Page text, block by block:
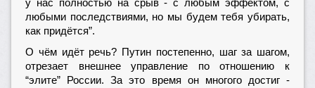
у нас полностью на срыв - с любым эффектом, с
любыми последствиями, но мы будем тебя убирать,
как придётся”.
О чём идёт речь? Путин постепенно, шаг за шагом,
отрезает внешнее управление по отношению к
“элите” России. За это время он многого достиг -